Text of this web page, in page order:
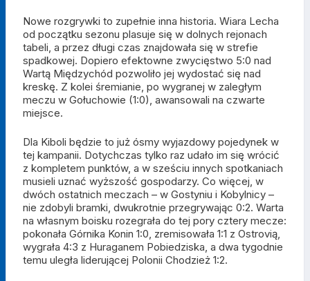
Nowe rozgrywki to zupełnie inna historia. Wiara Lecha
od początku sezonu plasuje się w dolnych rejonach
tabeli, a przez długi czas znajdowała się w strefie
spadkowej. Dopiero efektowne zwycięstwo 5:0 nad
Wartą Międzychód pozwoliło jej wydostać się nad
kreskę. Z kolei śremianie, po wygranej w zaległym
meczu w Gołuchowie (1:0), awansowali na czwarte
miejsce.
Dla Kiboli będzie to już ósmy wyjazdowy pojedynek w
tej kampanii. Dotychczas tylko raz udało im się wrócić
z kompletem punktów, a w sześciu innych spotkaniach
musieli uznać wyższość gospodarzy. Co więcej, w
dwóch ostatnich meczach – w Gostyniu i Kobylnicy –
nie zdobyli bramki, dwukrotnie przegrywając 0:2. Warta
na własnym boisku rozegrała do tej pory cztery mecze:
pokonała Górnika Konin 1:0, zremisowała 1:1 z Ostrovią,
wygrała 4:3 z Huraganem Pobiedziska, a dwa tygodnie
temu uległa liderującej Polonii Chodzież 1:2.